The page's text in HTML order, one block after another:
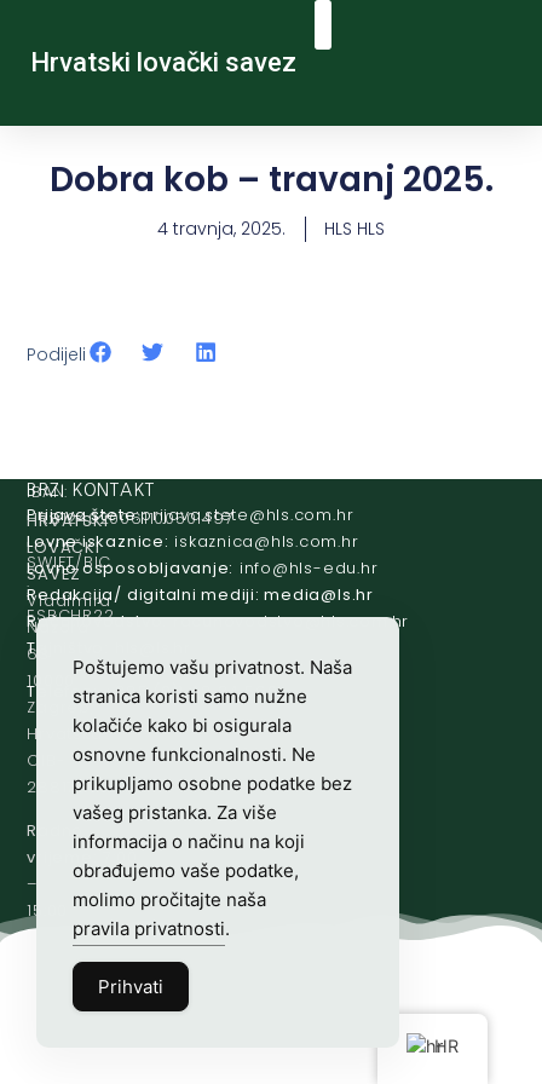
Hrvatski lovački savez
Dobra kob – travanj 2025.
4 travnja, 2025. HLS HLS
Podijeli
HRVATSKI
LOVAČKI
SAVEZ
Vladimira
Nazora
63
10000
Zagreb,
Hrvatska
OIB-
28817560444
Radno
vrijeme:
7:00
–
15:00
IBAN:
HR8124020061100501497
SWIFT/BIC
:
ESBCHR22
BRZI KONTAKT
Prijava štete: rh.moc.slh
@etets.avajirp
Lovne iskaznice:
rh.moc.slh
@acinzaksi
Lovno osposobljavanje:
rh.ude-slh
@ofni
Redakcija/ digitalni mediji:
rh.sl
@aidem
Računovodstvo:
rh.moc.slh
@ovtsdovonucar
Tajništvo:
Telefon: +385 (0)1 48 34 560
Poštujemo vašu privatnost. Naša
stranica koristi samo nužne
kolačiće kako bi osigurala
osnovne funkcionalnosti. Ne
prikupljamo osobne podatke bez
vašeg pristanka. Za više
informacija o načinu na koji
obrađujemo vaše podatke,
molimo pročitajte naša
pravila privatnosti.
Prihvati
HR